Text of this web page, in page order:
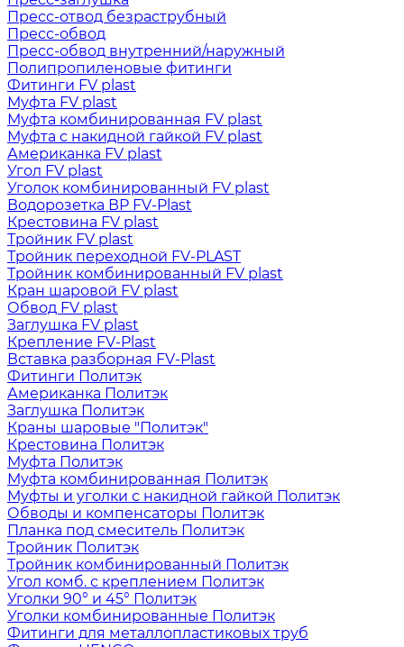
Пресс-отвод безраструбный
Пресс-обвод
Пресс-обвод внутренний/наружный
Полипропиленовые фитинги
Фитинги FV plast
Муфта FV plast
Муфта комбинированная FV plast
Муфта с накидной гайкой FV plast
Американка FV plast
Угол FV plast
Уголок комбинированный FV plast
Водорозетка ВР FV-Plast
Крестовина FV plast
Тройник FV plast
Тройник переходной FV-PLAST
Тройник комбинированный FV plast
Кран шаровой FV plast
Обвод FV plast
Заглушка FV plast
Крепление FV-Plast
Вставка разборная FV-Plast
Фитинги Политэк
Американка Политэк
Заглушка Политэк
Краны шаровые "Политэк"
Крестовина Политэк
Муфта Политэк
Муфта комбинированная Политэк
Муфты и уголки с накидной гайкой Политэк
Обводы и компенсаторы Политэк
Планка под смеситель Политэк
Тройник Политэк
Тройник комбинированный Политэк
Угол комб. с креплением Политэк
Уголки 90° и 45° Политэк
Уголки комбинированные Политэк
Фитинги для металлопластиковых труб